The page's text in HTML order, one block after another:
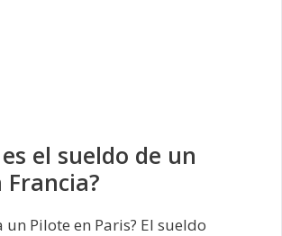
el sueldo de un
un Pilote en Paris? El sueldo